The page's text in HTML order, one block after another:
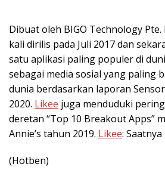
Dibuat oleh BIGO Technology Pte.
kali dirilis pada Juli 2017 dan
satu aplikasi paling populer di
sebagai media sosial yang paling
dunia berdasarkan laporan
2020. Likee juga menduduki
deretan “Top 10 Breakout Apps”
Annie’s tahun 2019. Likee:
(Hotben)